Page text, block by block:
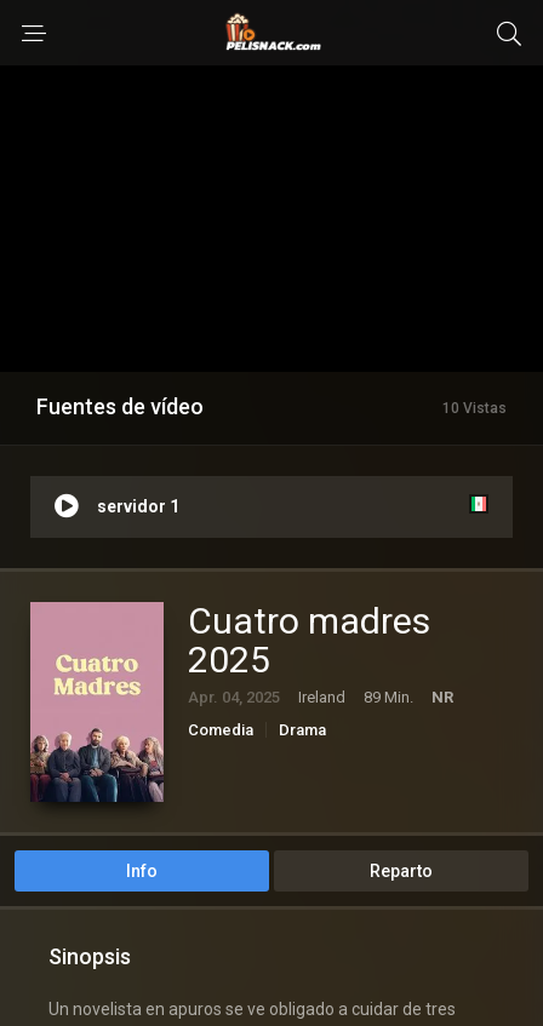
Fuentes de vídeo 10 Vistas
servidor 1
Cuatro madres
2025
Apr. 04, 2025 Ireland 89 Min.
NR
Comedia
Drama
Info Reparto
Sinopsis
Un novelista en apuros se ve obligado a cuidar de tres